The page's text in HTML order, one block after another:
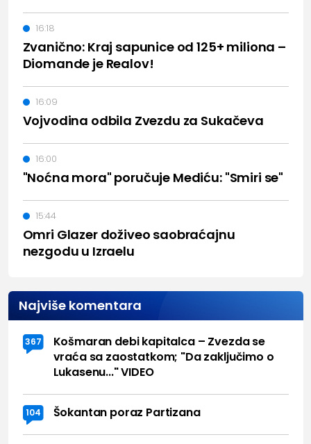
Zvanično: Kraj sapunice od 125+ miliona –
Diomande je Realov!
16:18
Vojvodina odbila Zvezdu za Sukačeva
16:09
"Noćna mora" poručuje Mediću: "Smiri se"
16:00
Omri Glazer doživeo saobraćajnu
nezgodu u Izraelu
15:44
Najviše komentara
367
Košmaran debi kapitalca – Zvezda se
vraća sa zaostatkom; "Da zaključimo o
Lukasenu..." VIDEO
104 Šokantan poraz Partizana